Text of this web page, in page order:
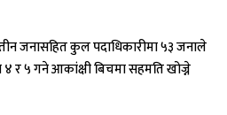
जनासहित कुल पदाधिकारीमा ५३ जनाले
४ र ५ गने आकांक्षी बिचमा सहमति खोज्ने